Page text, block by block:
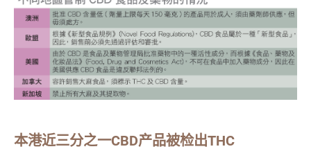
本港近三分之一CBD产品被检出THC